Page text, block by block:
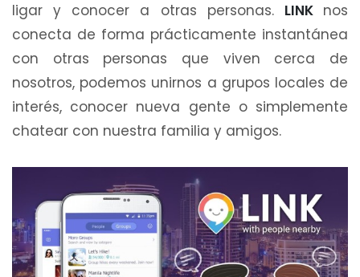
ligar y conocer a otras personas. LINK nos
conecta de forma prácticamente instantánea
con otras personas que viven cerca de
nosotros, podemos unirnos a grupos locales de
interés, conocer nueva gente o simplemente
chatear con nuestra familia y amigos.